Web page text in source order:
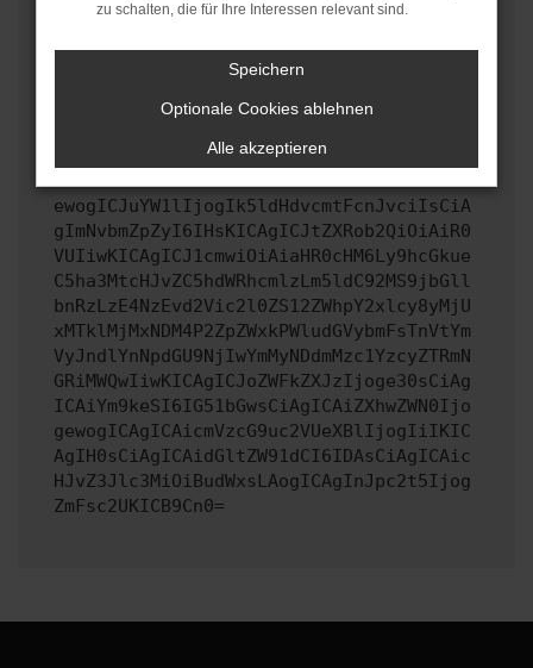
Wende dich an den Webseitenbetreiber.
Wenn du alle oben genannten Schritte versucht hast,
kontaktiere uns bitte. Wir werden versuchen, das
Problem zu beheben. Du kannst uns diesen Text
schicken, um uns bei der Fehlersuche zu
ewogICJuYW1lIjogIk5ldHdvcmtFcnJvciIsCiA
gImNvbmZpZyI6IHsKICAgICJtZXRob2QiOiAiR0
VUIiwKICAgICJ1cmwiOiAiaHR0cHM6Ly9hcGkue
C5ha3MtcHJvZC5hdWRhcmlzLm5ldC92MS9jbGll
bnRzLzE4NzEvd2Vic2l0ZS12ZWhpY2xlcy8yMjU
xMTklMjMxNDM4P2ZpZWxkPWludGVybmFsTnVtYm
VyJndlYnNpdGU9NjIwYmMyNDdmMzc1YzcyZTRmN
GRiMWQwIiwKICAgICJoZWFkZXJzIjoge30sCiAg
ICAiYm9keSI6IG51bGwsCiAgICAiZXhwZWN0Ijo
gewogICAgICAicmVzcG9uc2VUeXBlIjogIiIKIC
AgIH0sCiAgICAidGltZW91dCI6IDAsCiAgICAic
HJvZ3Jlc3MiOiBudWxsLAogICAgInJpc2t5Ijog
ZmFsc2UKICB9Cn0=
zu schalten, die für Ihre Interessen relevant sind.
Speichern
Optionale Cookies ablehnen
Alle akzeptieren